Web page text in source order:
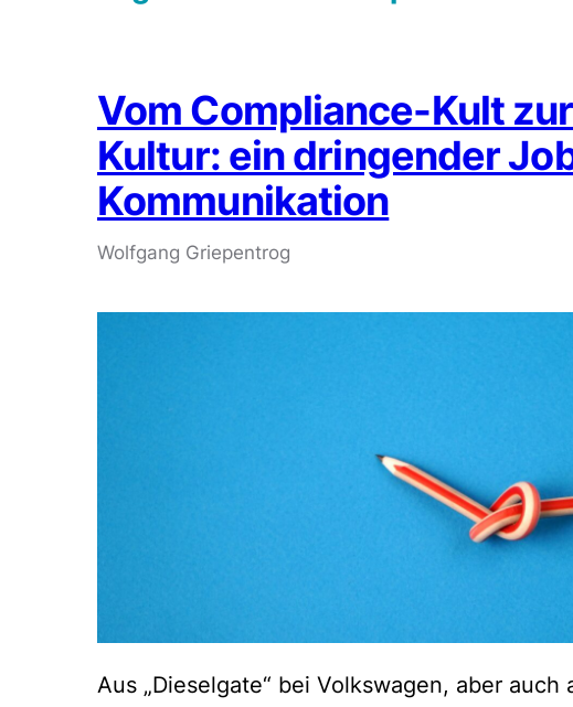
Vom Compliance-Kult
Kultur: ein dringender
Kommunikation
Wolfgang Griepentrog
Aus „Dieselgate“ bei Volkswagen, aber auch